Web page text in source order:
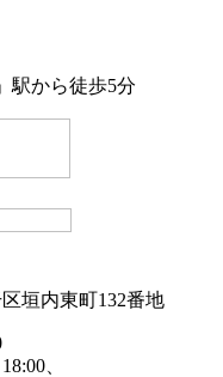
駅から徒歩5分
垣内東町132番地
、